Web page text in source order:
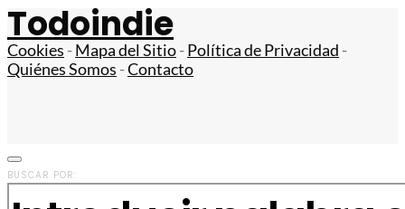
Todoindie
Cookies -Mapa del Sitio-Política de Privacidad -
Quiénes Somos -Contacto
BUSCAR POR: